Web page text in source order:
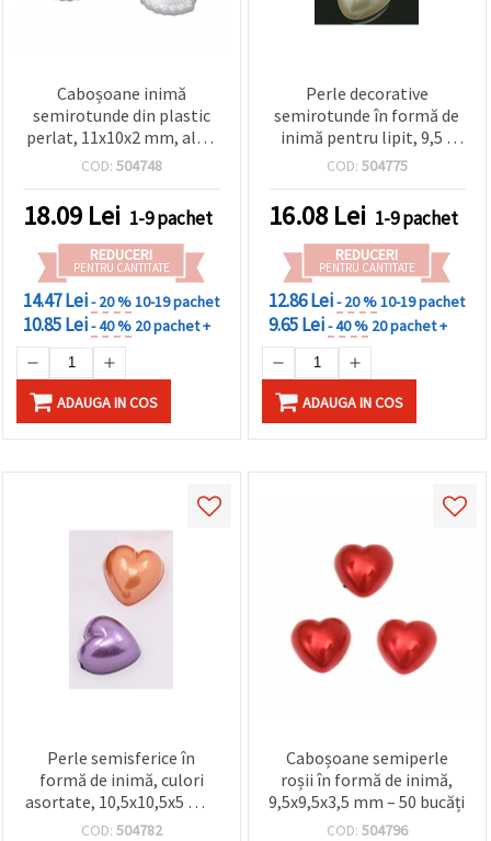
Caboșoane inimă
semirotunde din plastic
perlat, 11x10x2 mm, alb -
50 buc.
COD: 504748
18.09 Lei 1-9 pachet
REDUCERI
PENTRU CANTITATE
14.47 Lei- 20 %10-19 pachet
10.85 Lei- 40 % 20 pachet +
ADAUGA IN COS
Perle decorative
semirotunde în formă de
inimă pentru lipit, 9,5 x
9,5 x 3,5 mm, culoare
COD: 504775
16.08 Lei 1-9 pachet
REDUCERI
PENTRU CANTITATE
12.86 Lei- 20 %10-19 pachet
9.65 Lei- 40 % 20 pachet +
ADAUGA IN COS
Perle semisferice în
formă de inimă, culori
asortate, 10,5x10,5x5 mm
- 50 bucăți
COD: 504782
Caboșoane semiperle
roșii în formă de inimă,
9,5x9,5x3,5 mm – 50 bucăți
COD: 504796